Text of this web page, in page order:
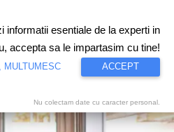
Proiecte speciale Video
informatii esentiale de la experti in
accepta sa le impartasim cu tine!
MULTUMESC ACCEPT
Nu colectam date cu caracter personal.